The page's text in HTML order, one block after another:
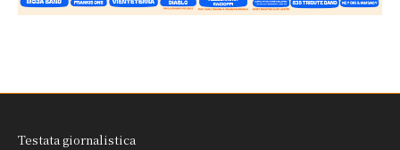
Testata giornalistica